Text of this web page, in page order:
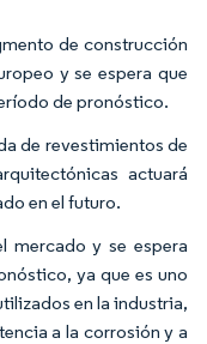
de construcción
y se espera que
de pronóstico.
de revestimientos de
actuará
en el futuro.
mercado y se espera
ya que es uno
en la industria,
a la corrosión y a